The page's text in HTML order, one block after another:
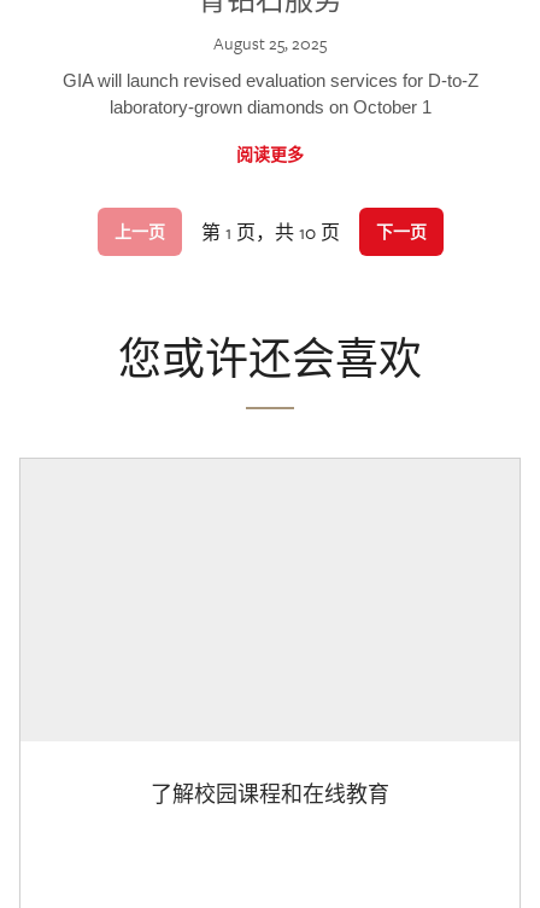
August 25, 2025
GIA will launch revised evaluation services for D-to-Z
laboratory-grown diamonds on October 1
阅读更多
上一页 第 1 页，共 10 页 下一页
您或许还会喜欢
了解校园课程和在线教育